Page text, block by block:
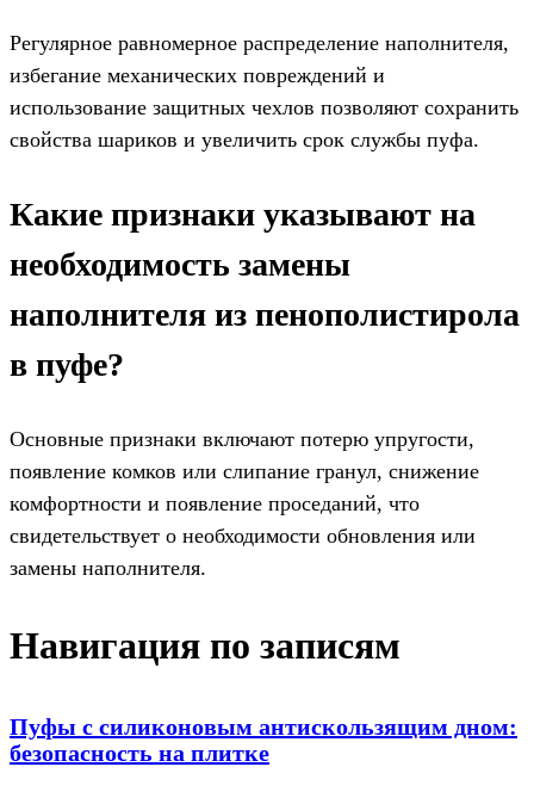
Регулярное равномерное распределение наполнителя,
избегание механических повреждений и
использование защитных чехлов позволяют сохранить
свойства шариков и увеличить срок службы пуфа.
Какие признаки указывают на
необходимость замены
наполнителя из пенополистирола
в пуфе?
Основные признаки включают потерю упругости,
появление комков или слипание гранул, снижение
комфортности и появление проседаний, что
свидетельствует о необходимости обновления или
замены наполнителя.
Навигация по записям
Пуфы с силиконовым антискользящим дном:
безопасность на плитке